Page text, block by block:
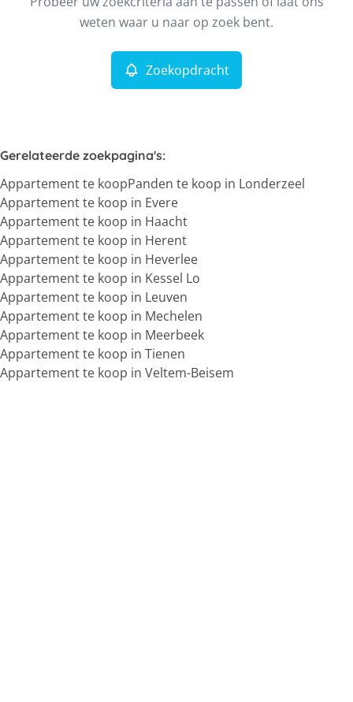
Remove
Max. budget
Zoeken
Zoekopdracht Sorteer op
weten waar u naar op zoek bent.
Zoekopdracht
Gerelateerde zoekpagina's:
Appartement te koopPanden te koop in Londerzeel
Appartement te koop in Evere
Appartement te koop in Haacht
Appartement te koop in Herent
Appartement te koop in Heverlee
Appartement te koop in Kessel Lo
Appartement te koop in Leuven
Appartement te koop in Mechelen
Appartement te koop in Meerbeek
Appartement te koop in Tienen
Appartement te koop in Veltem-Beisem